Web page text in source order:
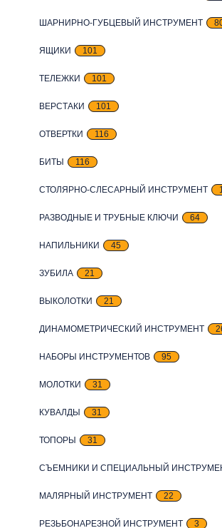
ШАРНИРНО-ГУБЦЕВЫЙ ИНСТРУМЕНТ
ЯЩИКИ 101
ТЕЛЕЖКИ 101
ВЕРСТАКИ 101
ОТВЕРТКИ 116
БИТЫ 116
СТОЛЯРНО-СЛЕСАРНЫЙ ИНСТРУМЕНТ
РАЗВОДНЫЕ И ТРУБНЫЕ КЛЮЧИ 64
НАПИЛЬНИКИ 45
ЗУБИЛА 21
ВЫКОЛОТКИ 21
ДИНАМОМЕТРИЧЕСКИЙ ИНСТРУМЕНТ
НАБОРЫ ИНСТРУМЕНТОВ 95
МОЛОТКИ 31
КУВАЛДЫ 31
ТОПОРЫ 31
СЪЕМНИКИ И СПЕЦИАЛЬНЫЙ
МАЛЯРНЫЙ ИНСТРУМЕНТ 22
РЕЗЬБОНАРЕЗНОЙ ИНСТРУМЕНТ 3